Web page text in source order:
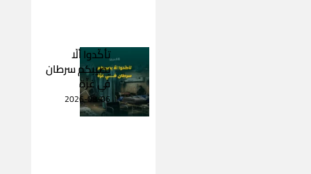
تأكّدوا ألّا
يصيبكم سرطان
في غزّة
2026-08-06